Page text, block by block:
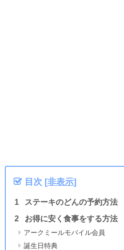
目次 [非表示]
ステーキのどんの予約方法
お得に安く食事をする方法
アークミールモバイル会員
誕生日特典